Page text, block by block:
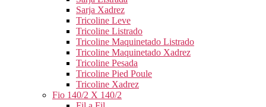
Sarja Xadrez
Tricoline Leve
Tricoline Listrado
Tricoline Maquinetado Listrado
Tricoline Maquinetado Xadrez
Tricoline Pesada
Tricoline Pied Poule
Tricoline Xadrez
Fio 140/2 X 140/2